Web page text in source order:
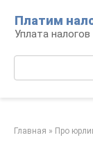
контенту
Платим
Уплата
Главная » Про